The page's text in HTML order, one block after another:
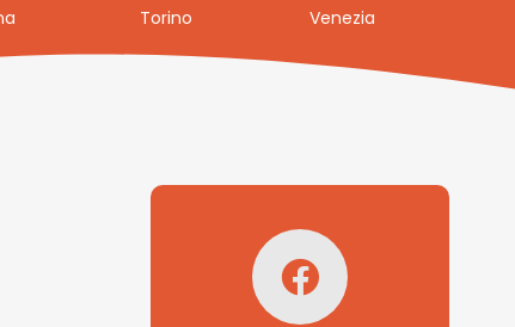
Torino Venezia
Seguici su
Facebook!